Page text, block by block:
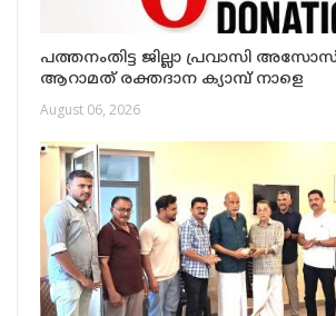
പത്തനംതിട്ട ജില്ലാ പ്രവാസി
ആറാമത് രക്തദാന ക്യാമ്പ് നാളെ
August 06, 2026